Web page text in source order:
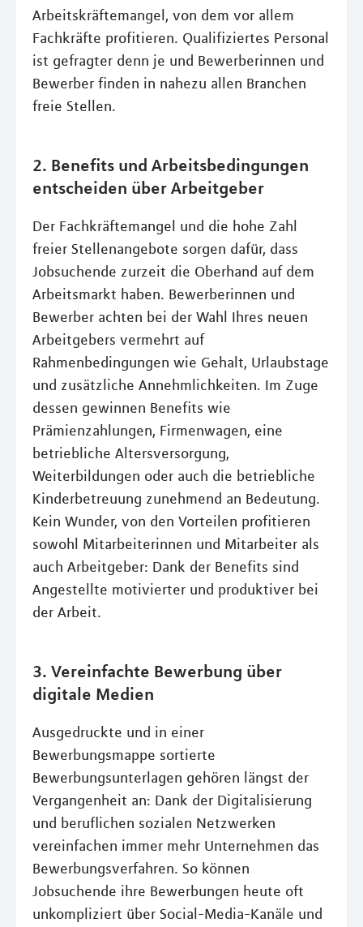
Arbeitskräftemangel, von dem vor allem
Fachkräfte profitieren. Qualifiziertes Personal
ist gefragter denn je und Bewerberinnen und
Bewerber finden in nahezu allen Branchen
freie Stellen.
2. Benefits und Arbeitsbedingungen
entscheiden über Arbeitgeber
Der Fachkräftemangel und die hohe Zahl
freier Stellenangebote sorgen dafür, dass
Jobsuchende zurzeit die Oberhand auf dem
Arbeitsmarkt haben. Bewerberinnen und
Bewerber achten bei der Wahl Ihres neuen
Arbeitgebers vermehrt auf
Rahmenbedingungen wie Gehalt, Urlaubstage
und zusätzliche Annehmlichkeiten. Im Zuge
dessen gewinnen Benefits wie
Prämienzahlungen, Firmenwagen, eine
betriebliche Altersversorgung,
Weiterbildungen oder auch die betriebliche
Kinderbetreuung zunehmend an Bedeutung.
Kein Wunder, von den Vorteilen profitieren
sowohl Mitarbeiterinnen und Mitarbeiter als
auch Arbeitgeber: Dank der Benefits sind
Angestellte motivierter und produktiver bei
der Arbeit.
3. Vereinfachte Bewerbung über
digitale Medien
Ausgedruckte und in einer
Bewerbungsmappe sortierte
Bewerbungsunterlagen gehören längst der
Vergangenheit an: Dank der Digitalisierung
und beruflichen sozialen Netzwerken
vereinfachen immer mehr Unternehmen das
Bewerbungsverfahren. So können
Jobsuchende ihre Bewerbungen heute oft
unkompliziert über Social-Media-Kanäle und